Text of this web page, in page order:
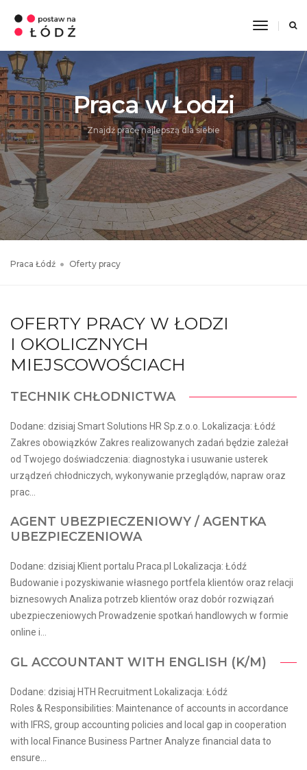
Toggle
Praca w Łodzi
Znajdź pracę najlepszą dla siebie
Praca Łódź Oferty pracy
OFERTY PRACY W ŁODZI
I OKOLICZNYCH
MIEJSCOWOŚCIACH
TECHNIK CHŁODNICTWA
Dodane: dzisiaj Smart Solutions HR Sp.z.o.o. Lokalizacja: Łódź
Zakres obowiązków Zakres realizowanych zadań będzie zależał
od Twojego doświadczenia: diagnostyka i usuwanie usterek
urządzeń chłodniczych, wykonywanie przeglądów, napraw oraz
prac...
AGENT UBEZPIECZENIOWY / AGENTKA
UBEZPIECZENIOWA
Dodane: dzisiaj Klient portalu Praca.pl Lokalizacja: Łódź
Budowanie i pozyskiwanie własnego portfela klientów oraz relacji
biznesowych Analiza potrzeb klientów oraz dobór rozwiązań
ubezpieczeniowych Prowadzenie spotkań handlowych w formie
online i...
GL ACCOUNTANT WITH ENGLISH (K/M)
Dodane: dzisiaj HTH Recruitment Lokalizacja: Łódź
Roles & Responsibilities: Maintenance of accounts in accordance
with IFRS, group accounting policies and local gap in cooperation
with local Finance Business Partner Analyze financial data to
ensure...